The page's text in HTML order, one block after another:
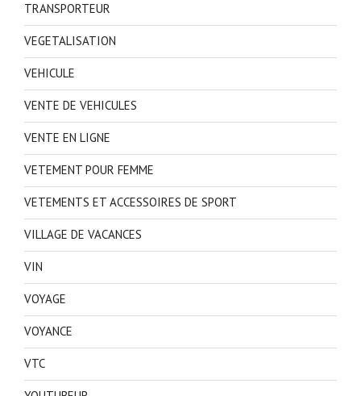
TRANSPORTEUR
VEGETALISATION
VEHICULE
VENTE DE VEHICULES
VENTE EN LIGNE
VETEMENT POUR FEMME
VETEMENTS ET ACCESSOIRES DE SPORT
VILLAGE DE VACANCES
VIN
VOYAGE
VOYANCE
VTC